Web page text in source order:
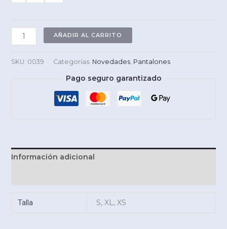
Jeans
WIDE
AÑADIR AL CARRITO
SKU: 0039 Categorías: Novedades, Pantalones
Pago seguro garantizado
Información adicional
Talla S, XL, XS